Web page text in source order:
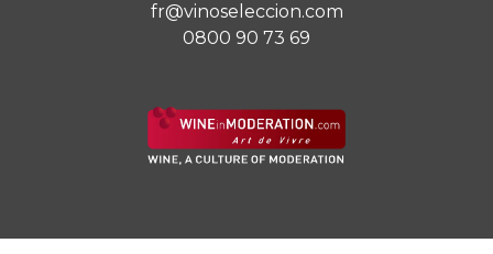
fr@vinoseleccion.com
0800 90 73 69